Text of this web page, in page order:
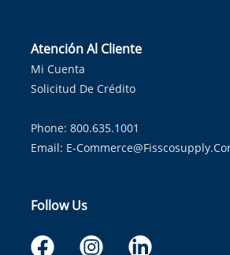
Atención Al Cliente
Mi Cuenta
Solicitud De Crédito
Phone: 800.635.1001
Email: E-
Follow Us